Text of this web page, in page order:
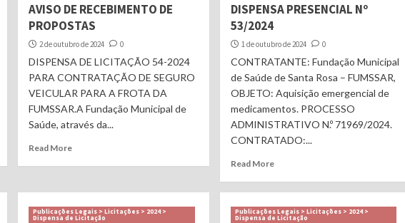
AVISO DE RECEBIMENTO DE
PROPOSTAS
2 de outubro de 2024 0
DISPENSA DE LICITAÇÃO 54-2024
PARA CONTRATAÇÃO DE SEGURO
VEICULAR PARA A FROTA DA
FUMSSAR.A Fundação Municipal de
Saúde, através da...
Read More
DISPENSA PRESENCIAL Nº
53/2024
1 de outubro de 2024 0
CONTRATANTE: Fundação Municipal
de Saúde de Santa Rosa – FUMSSAR,
OBJETO: Aquisição emergencial de
medicamentos. PROCESSO
ADMINISTRATIVO N.º 71969/2024.
CONTRATADO:...
Read More
Publicações Legais > Licitações > 2024 >
Dispensa de Licitação
Publicações Legais > Licitações > 2024 >
Dispensa de Licitação